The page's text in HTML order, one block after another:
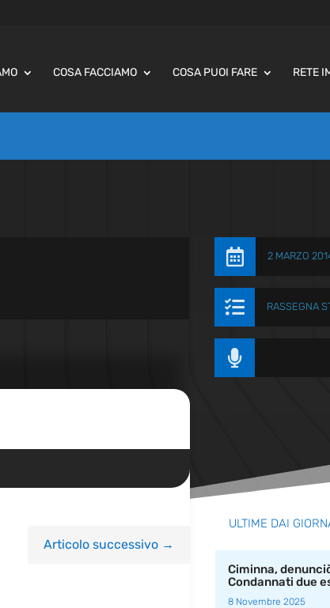
COSA FACCIAMO COSA PUOI FARE RETE
 2 MARZO
 RASSEGNA

Articolo successivo→
ULTIME DAI
Ciminna,
Condannati due
8 Novembre 2025